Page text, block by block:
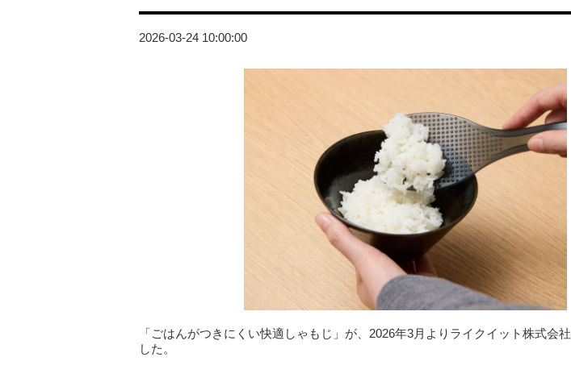
2026-03-24 10:00:00
「ごはんがつきにくい快適しゃもじ」が、2026年3月よりライクイット株式会
した。